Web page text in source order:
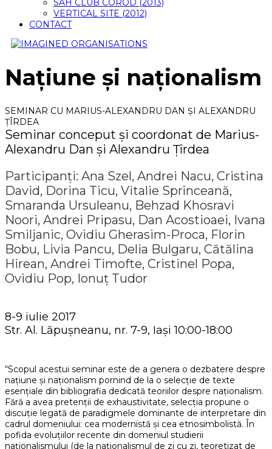
SAH CLUB COROD (2013)
VERTICAL SITE (2012)
CONTACT
Națiune și naționalism
SEMINAR CU MARIUS-ALEXANDRU DAN ȘI ALEXANDRU
ȚÎRDEA
Seminar conceput și coordonat de Marius-
Alexandru Dan și Alexandru Țîrdea
Participanți: Ana Szel, Andrei Nacu, Cristina
David, Dorina Ticu, Vitalie Sprînceană,
Smaranda Ursuleanu, Behzad Khosravi
Noori, Andrei Pripasu, Dan Acostioaei, Ivana
Smiljanic, Ovidiu Gherasim-Proca, Florin
Bobu, Livia Pancu, Delia Bulgaru, Cătălina
Hirean, Andrei Timofte, Cristinel Popa,
Ovidiu Pop, Ionuț Tudor
8-9 iulie 2017
Str. Al. Lăpușneanu, nr. 7-9, Iași 10:00-18:00
“Scopul acestui seminar este de a genera o dezbatere despre
națiune și naționalism pornind de la o selecție de texte
esențiale din bibliografia dedicată teoriilor despre naționalism.
Fără a avea pretenții de exhaustivitate, selecția propune o
discuție legată de paradigmele dominante de interpretare din
cadrul domeniului: cea modernistă și cea etnosimbolistă. În
pofida evoluțiilor recente din domeniul studierii
naționalismului (de la naționalismul de zi cu zi, teoretizat de